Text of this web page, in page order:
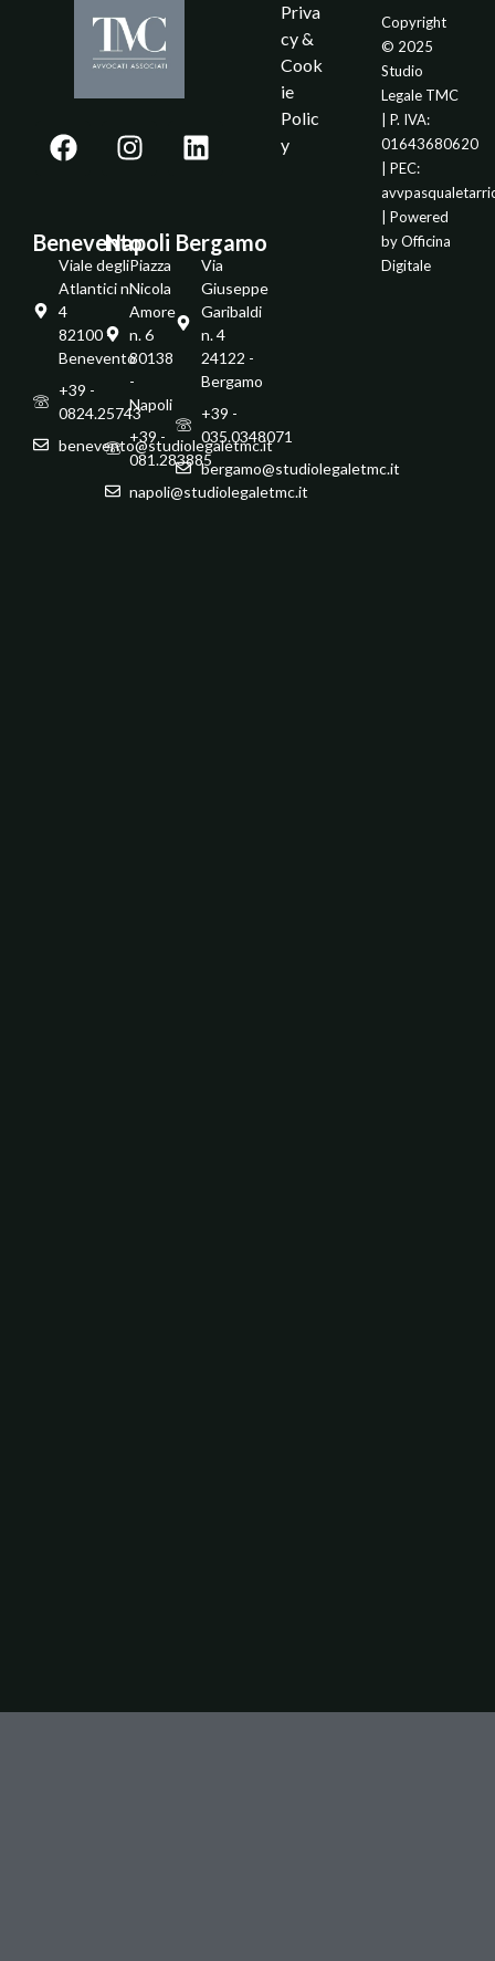
Benevento
Viale degli
Atlantici n.
4
82100 -
Benevento
+39 -
0824.25743
benevento@studiolegaletmc.it
Napoli
Piazza
Nicola
Amore
n. 6
80138
-
Napoli
+39 -
081.283885
napoli@studiolegaletmc.it
Bergamo
Via
Giuseppe
Garibaldi
n. 4
24122 -
Bergamo
+39 -
035.0348071
bergamo@studiolegaletmc.it
Priva
cy &
Cook
ie
Polic
y
Copyright
© 2025
Studio
Legale TMC
| P. IVA:
01643680620
| PEC:
| Powered
byOfficina
Digitale